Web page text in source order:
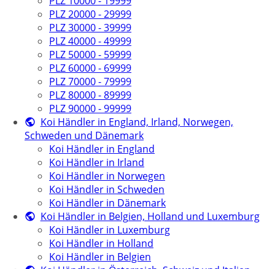
PLZ 20000 - 29999
PLZ 30000 - 39999
PLZ 40000 - 49999
PLZ 50000 - 59999
PLZ 60000 - 69999
PLZ 70000 - 79999
PLZ 80000 - 89999
PLZ 90000 - 99999
Koi Händler in England, Irland, Norwegen,
Schweden und Dänemark
Koi Händler in England
Koi Händler in Irland
Koi Händler in Norwegen
Koi Händler in Schweden
Koi Händler in Dänemark
Koi Händler in Belgien, Holland und Luxemburg
Koi Händler in Luxemburg
Koi Händler in Holland
Koi Händler in Belgien